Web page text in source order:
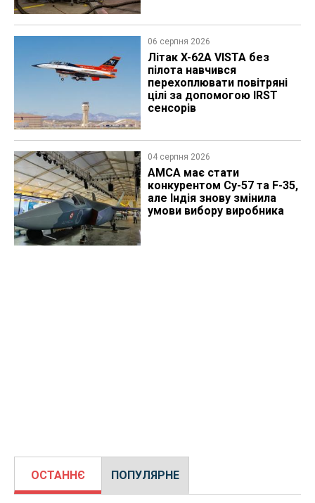
06 серпня 2026
Літак X-62A VISTA без
пілота навчився
перехоплювати повітряні
цілі за допомогою IRST
сенсорів
04 серпня 2026
AMCA має стати
конкурентом Су-57 та F-35,
але Індія знову змінила
умови вибору виробника
ОСТАННЄ ПОПУЛЯРНЕ